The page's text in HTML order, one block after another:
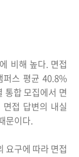
비해 높다. 면접
퍼스 평균 40.8%
통합 모집에서 면
접 답변의 내실
문이다.
요구에 따라 면접